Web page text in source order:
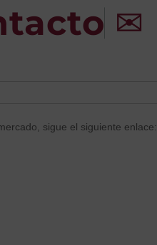
✉
sigue el siguiente enlace: